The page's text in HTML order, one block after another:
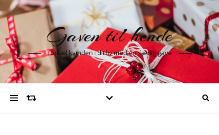
Gaven til hende
Forkæl kvinden i dit liv med en særlig gave